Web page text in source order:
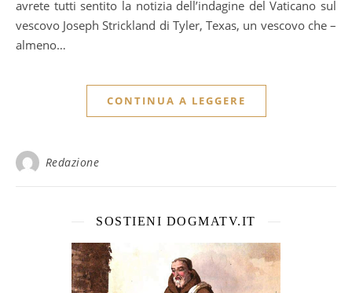
avrete tutti sentito la notizia dell’indagine del Vaticano sul
vescovo Joseph Strickland di Tyler, Texas, un vescovo che –
almeno…
CONTINUA A LEGGERE
Redazione
SOSTIENI DOGMATV.IT